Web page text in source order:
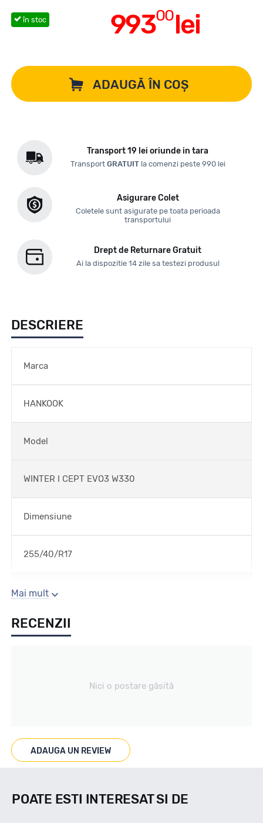
99300lei
în stoc
ADAUGĂ ÎN COȘ
Transport 19 lei oriunde in tara
Transport GRATUITla comenzi peste 990 lei
Asigurare Colet
Coletele sunt asigurate pe toata perioada
transportului
Drept de Returnare Gratuit
Ai la dispozitie 14 zile sa testezi produsul
DESCRIERE
Marca
HANKOOK
Model
WINTER I CEPT EVO3 W330
Dimensiune
255/40/R17
Sezon
Iarna
Marcat M+S
Mai mult
RECENZII
Nici o postare găsită
ADAUGA UN REVIEW
POATE ESTI INTERESAT SI DE